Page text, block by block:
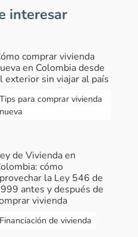
interesar
comprar vivienda
en Colombia desde
exterior sin viajar al país
Tips para comprar vivienda
nueva
de Vivienda en
cómo
la Ley 546 de
antes y después de
vivienda
Financiación de vivienda